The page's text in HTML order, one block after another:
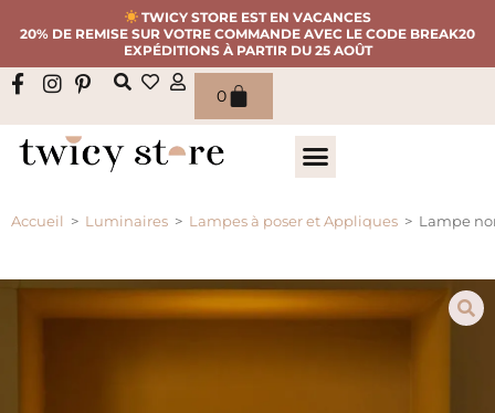
TWICY STORE EST EN VACANCES
20% DE REMISE SUR VOTRE COMMANDE AVEC LE CODE BREAK20
EXPÉDITIONS À PARTIR DU 25 AOÛT
0
Accueil > Luminaires > Lampes à poser et Appliques > Lampe